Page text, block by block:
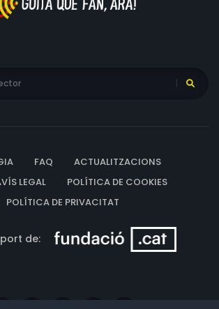
FAQ
ACTUALITZACIONS
LEGAL
POLÍTICA DE COOKIES
POLÍTICA DE PRIVACITAT
de: